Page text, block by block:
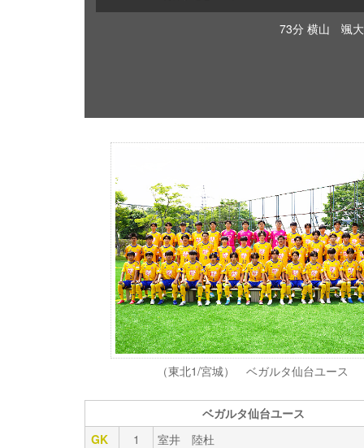
73分 横山 颯大
（東北1/宮城） ベガルタ仙台ユース
ベガルタ仙台ユース
GK
1 室井 陸杜